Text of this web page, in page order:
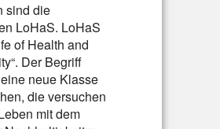
sind die
LoHaS. LoHaS
of Health and
Der Begriff
neue Klasse
die versuchen
mit dem